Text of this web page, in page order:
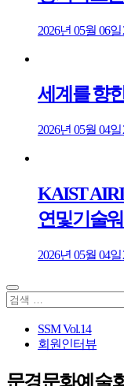
2026년 05월 06일
세계를 향
2026년 05월 04일
KAIST
연및기술
2026년 05월 04일
검
SSM Vol.14
회원인터뷰
문경문화예술